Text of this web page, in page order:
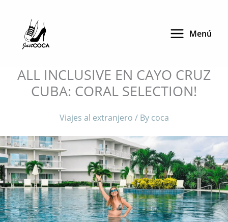
content
Menú
ALL INCLUSIVE EN CAYO CRUZ
CUBA: CORAL SELECTION!
Viajes al extranjero / By coca